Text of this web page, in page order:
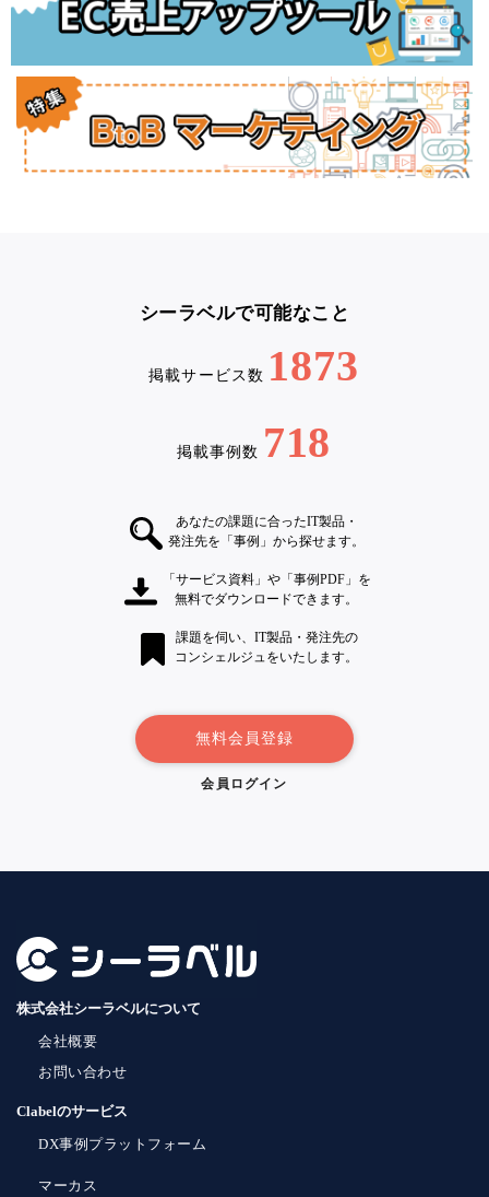
シーラベルで可能なこと
掲載サービス数 1873
掲載事例数 718
あなたの課題に合ったIT製品・
発注先を「事例」から探せます。
「サービス資料」や「事例PDF」を
無料でダウンロードできます。
課題を伺い、IT製品・発注先の
コンシェルジュをいたします。
無料会員登録
会員ログイン
株式会社シーラベルについて
会社概要
お問い合わせ
Clabelのサービス
DX事例プラットフォーム
マーカス